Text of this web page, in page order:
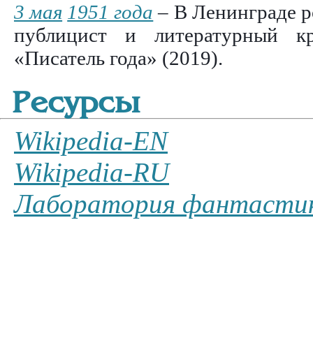
3 мая 1951 года – В Ленинграде
публицист и литературный
«Писатель года» (2019).
Ресурсы
Wikipedia-EN
Wikipedia-RU
Лаборатория